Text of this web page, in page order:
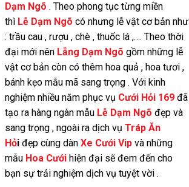
Dạm Ngõ . Theo phong tục từng miền
thì Lễ Dạm Ngõ có nhưng lễ vật cơ bản như
: trầu cau , rượu , chè , thuốc lá ,…. Theo thời
đại mới nên Lẵng Dạm Ngõ gồm những lễ
vật cơ bản còn có thêm hoa quả , hoa tươi ,
bánh kẹo mẫu mã sang trọng . Với kinh
nghiệm nhiều năm phục vụ Cưới Hỏi 169 đã
tạo ra hàng ngàn mẫu Lễ Dạm Ngõ đẹp và
sang trọng , ngoài ra dịch vụTráp Ăn
Hỏi đẹp cùng dànXe Cưới Vip và những
mẫu Hoa Cưới hiện đại sẽ đem đến cho
bạn sự trải nghiệm dịch vụ tuyệt vời .